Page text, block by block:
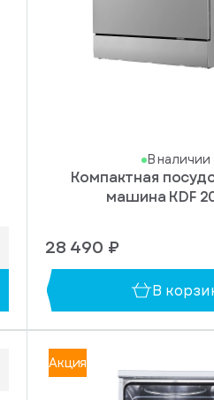
В наличии
Компактная
машина KDF
28 490 ₽
В
Акция